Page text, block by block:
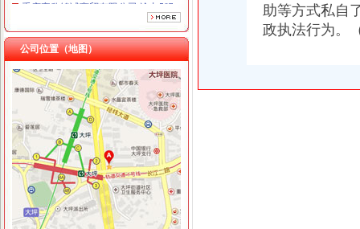
重庆信同广告有限公司 渝沙50万 （工商注册）
重庆宝鹰汽车销售有限公司
公司位置（地图）
工商动态
我市重庆分公司注销出台在校大创办微型企业相关办法
市重庆代办公司局副巡视员高印平率队到南川局开展考核考察工作
江津局重庆税务注销以四个注重为抓手大力发展微型企业
渝中区工商分局采取措施加“端午节”重庆分公司注销期间食品安全监管
荣昌县县委书记陈杰对荣昌局重庆代办公司工商专报信息作出批示
助等方式私自
政执法行为。